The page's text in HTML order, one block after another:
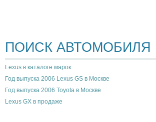
ПОИСК АВТОМОБИЛЯ
Lexus в каталоге марок
Год выпуска 2006 Lexus GS в Москве
Год выпуска 2006 Toyota в Москве
Lexus GX в продаже